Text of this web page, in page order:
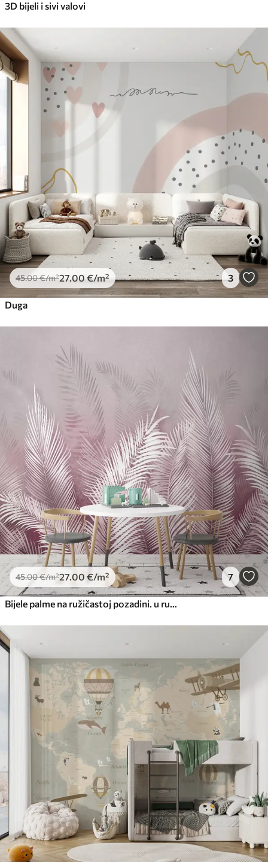
3D bijeli i sivi valovi
45.00€/m²27.00 €/m² 3
Duga
45.00€/m²27 .00 €/m² 7